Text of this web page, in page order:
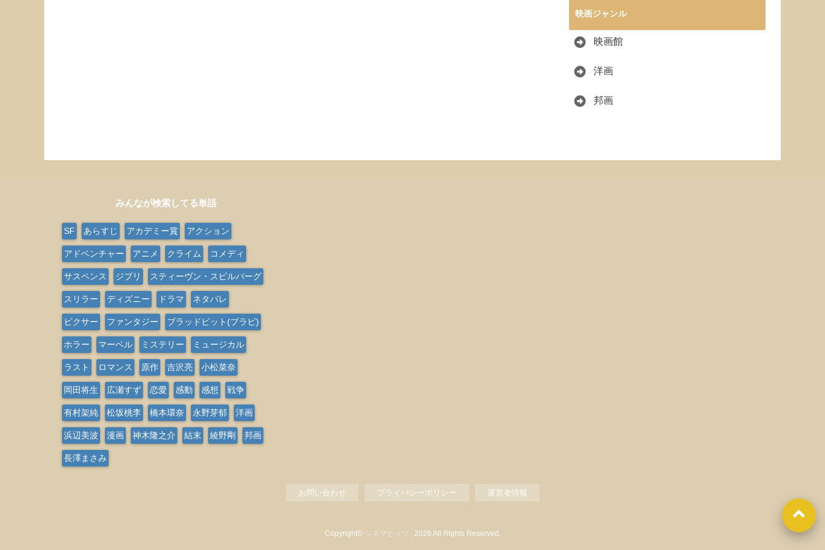
映画ジャンル
映画館
洋画
邦画
みんなが検索してる単語
SF あらすじ アカデミー賞 アクション
アドベンチャー アニメ クライム コメディ
サスペンス ジブリ スティーヴン・スピルバーグ
スリラー ディズニー ドラマ ネタバレ
ピクサー ファンタジー ブラッドピット(ブラピ)
ホラー マーベル ミステリー ミュージカル
ラスト ロマンス 原作 吉沢亮 小松菜奈
岡田将生 広瀬すず 恋愛 感動 感想 戦争
有村架純 松坂桃李 橋本環奈 永野芽郁 洋画
浜辺美波 漫画 神木隆之介 結末 綾野剛 邦画
長澤まさみ
お問い合わせ プライバシーポリシー 運営者情報
Copyright© シネマヒッツ , 2026 All Rights Reserved.